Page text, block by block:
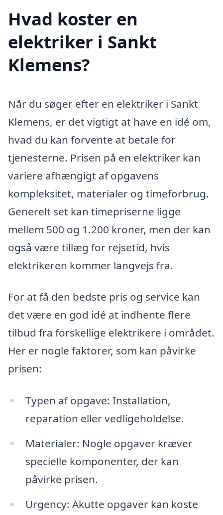
Hvad koster en
elektriker i Sankt
Klemens?
Når du søger efter en elektriker i Sankt
Klemens, er det vigtigt at have en idé om,
hvad du kan forvente at betale for
tjenesterne. Prisen på en elektriker kan
variere afhængigt af opgavens
kompleksitet, materialer og timeforbrug.
Generelt set kan timepriserne ligge
mellem 500 og 1.200 kroner, men der kan
også være tillæg for rejsetid, hvis
elektrikeren kommer langvejs fra.
For at få den bedste pris og service kan
det være en god idé at indhente flere
tilbud fra forskellige elektrikere i området.
Her er nogle faktorer, som kan påvirke
prisen:
Typen af opgave: Installation,
reparation eller vedligeholdelse.
Materialer: Nogle opgaver kræver
specielle komponenter, der kan
påvirke prisen.
Urgency: Akutte opgaver kan koste